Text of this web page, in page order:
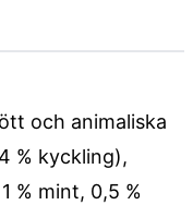
och animaliska
% kyckling),
% mint, 0,5 %